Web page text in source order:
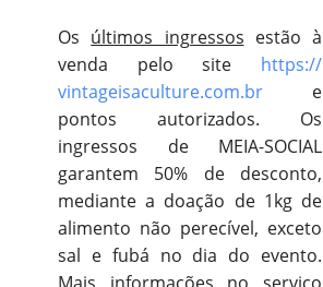
Os últimos ingressos estão à
venda pelo site https://
vintageisaculture.com.br e
pontos autorizados. Os
ingressos de MEIA-SOCIAL
garantem 50% de desconto,
mediante a doação de 1kg de
alimento não perecível, exceto
sal e fubá no dia do evento.
Mais informações no serviço